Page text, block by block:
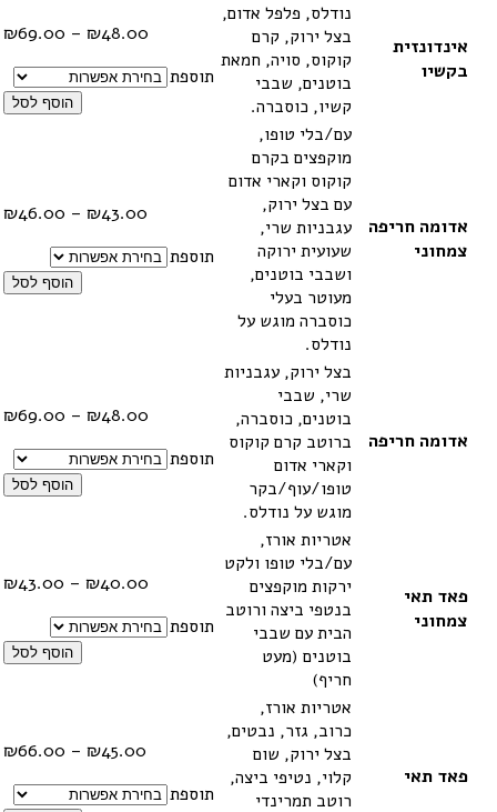
אינדונזית
בקשיו
נודלס, פלפל אדום,
בצל ירוק, קרם
קוקוס, סויה, חמאת
בוטנים, שבבי
קשיו, כוסברה.
₪48.00
–
₪69.00
עד
תוספת
הוסף לסל
אדומה חריפה
צמחוני
עם/בלי טופו,
מוקפצים בקרם
קוקוס וקארי אדום
עם בצל ירוק,
עגבניות שרי,
שעועית ירוקה
ושבבי בוטנים,
מעוטר בעלי
כוסברה מוגש על
נודלס.
₪43.00
–
₪46.00
עד
תוספת
הוסף לסל
אדומה חריפה
בצל ירוק, עגבניות
שרי, שבבי
בוטנים, כוסברה,
ברוטב קרם קוקוס
וקארי אדום
טופו/עוף/בקר
מוגש על נודלס.
₪48.00
–
₪69.00
עד
תוספת
הוסף לסל
פאד תאי
צמחוני
אטריות אורז,
עם/בלי טופו ולקט
ירקות מוקפצים
בנטפי ביצה ורוטב
הבית עם שבבי
בוטנים (מעט
חריף)
₪40.00
–
₪43.00
עד
תוספת
הוסף לסל
פאד תאי
אטריות אורז,
כרוב, גזר, נבטים,
בצל ירוק, שום
קלוי, נטיפי ביצה,
רוטב תמרינדי
₪45.00
–
₪66.00
תוספת